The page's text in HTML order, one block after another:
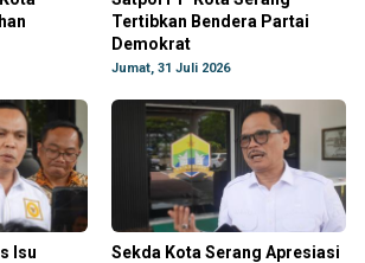
Tertibkan Bendera Partai
Demokrat
Jumat, 31 Juli 2026
Isu
Sekda Kota Serang Apresiasi